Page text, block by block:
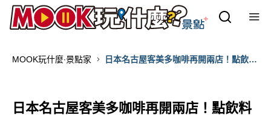
MOOK玩什麼‧景點家
日本名古屋客美多咖啡再開兩店！點飲料
日本名古屋客美多咖啡再開兩店！點飲料